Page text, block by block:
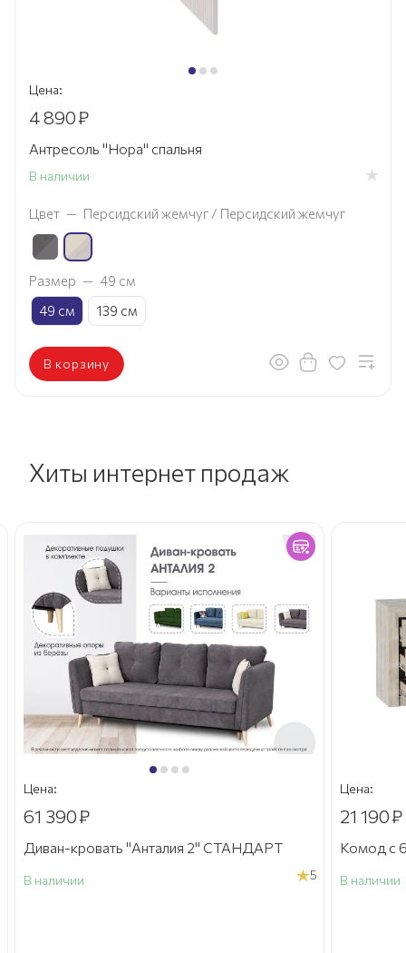
Цена:
4 890₽
Антресоль "Нора" спальня
В наличии
Цвет — Персидский жемчуг / Персидский жемчуг
Размер — 49 см
49 см
139 см
В корзину
Хиты интернет продаж
Цена:
61 390₽
Диван-кровать "Анталия 2" СТАНДАРТ
В наличии 5
Цена:
21 190₽
Комод с
В наличии